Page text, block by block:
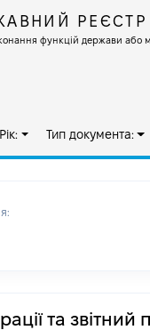
РЕЄСТР
функцій держави або
Рік: Тип документа:
та звітний